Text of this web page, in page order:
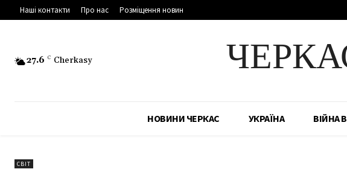
Наші контакти Про нас Розміщення новин
27.6 C Cherkasy
НОВИНИ ЧЕРКАС УКРАЇНА ВІЙНА
СВІТ